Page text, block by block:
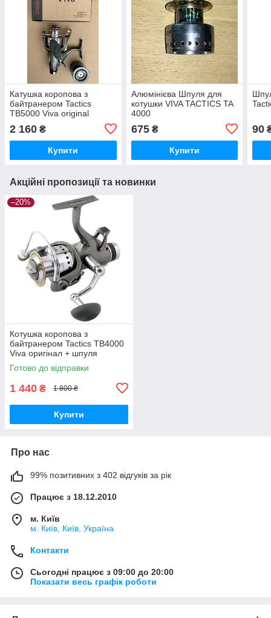
Катушка коропова з
байтранером Tactics
TВ5000 Viva original
2 160 ₴
Купити
Алюмінієва Шпуля для
котушки VIVA TACTICS TA
4000
675₴
Купити
90
Акційні пропозиції та новинки
–20%
Котушка коропова з
байтранером Tactics TB4000
Viva оригінал + шпуля
Готово до відправки
1 440 ₴ 1 800 ₴
Купити
Про нас
99% позитивних з 402 відгуків за рік
Працює з 18.12.2010
м. Київ
м. Київ, Київ, Україна
Контакти
Сьогодні працює з 09:00 до 20:00
Показати весь графік роботи